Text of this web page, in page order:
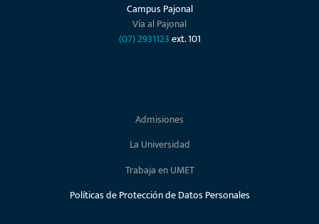
Campus Pajonal
Vía al Pajonal
(07) 2931123ext. 101
Admisiones
La Universidad
Trabaja en UMET
Políticas de Protección de Datos Personales